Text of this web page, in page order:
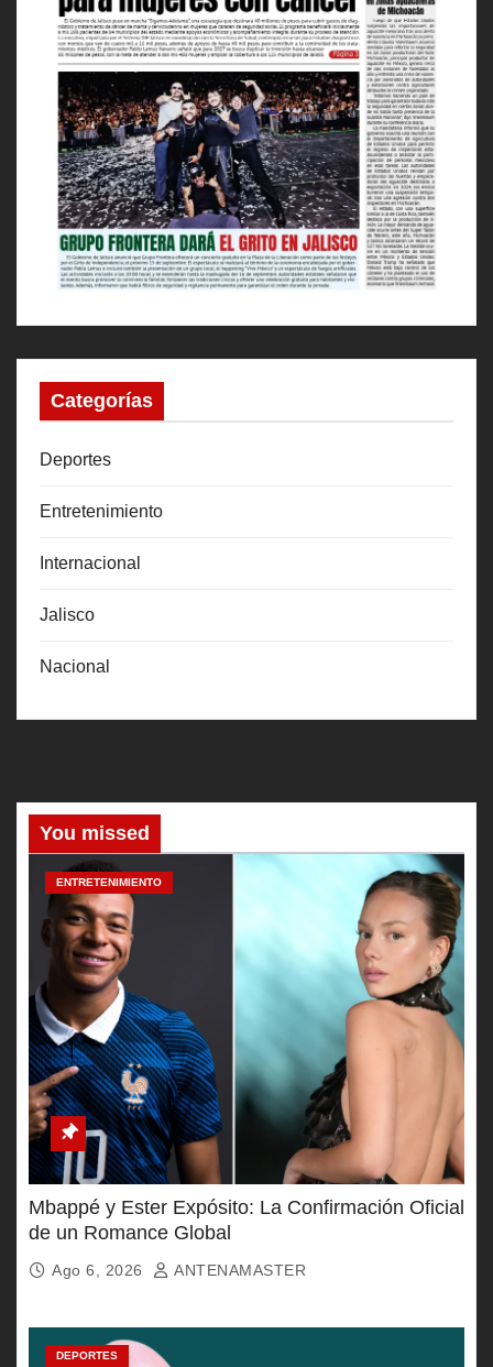
Categorías
Deportes
Entretenimiento
Internacional
Jalisco
Nacional
You missed
ENTRETENIMIENTO
Mbappé y Ester Expósito: La Confirmación Oficial
de un Romance Global
Ago 6, 2026 ANTENAMASTER
DEPORTES